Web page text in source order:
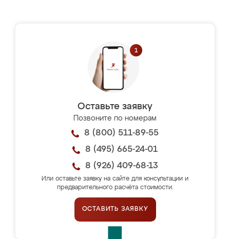
Оставьте заявку
Позвоните по номерам
8 (800) 511-89-55
8 (495) 665-24-01
8 (926) 409-68-13
Или оставьте заявку на сайте для консультации и
предварительного расчёта стоимости.
ОСТАВИТЬ ЗАЯВКУ